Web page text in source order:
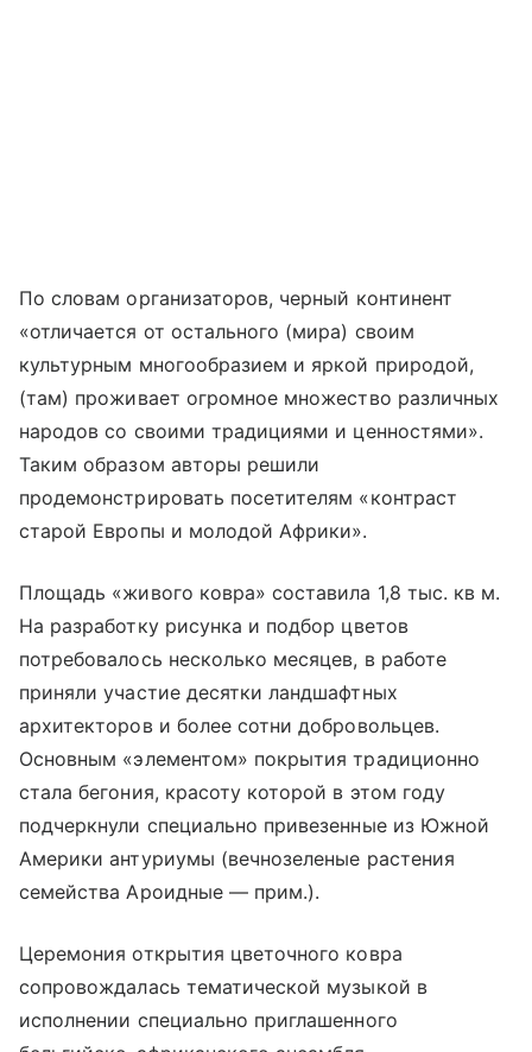
По словам организаторов, черный континент
«отличается от остального (мира) своим
культурным многообразием и яркой природой,
(там) проживает огромное множество различных
народов со своими традициями и ценностями».
Таким образом авторы решили
продемонстрировать посетителям «контраст
старой Европы и молодой Африки».
Площадь «живого ковра» составила 1,8 тыс. кв м.
На разработку рисунка и подбор цветов
потребовалось несколько месяцев, в работе
приняли участие десятки ландшафтных
архитекторов и более сотни добровольцев.
Основным «элементом» покрытия традиционно
стала бегония, красоту которой в этом году
подчеркнули специально привезенные из Южной
Америки антуриумы (вечнозеленые растения
семейства Ароидные — прим.).
Церемония открытия цветочного ковра
сопровождалась тематической музыкой в
исполнении специально приглашенного